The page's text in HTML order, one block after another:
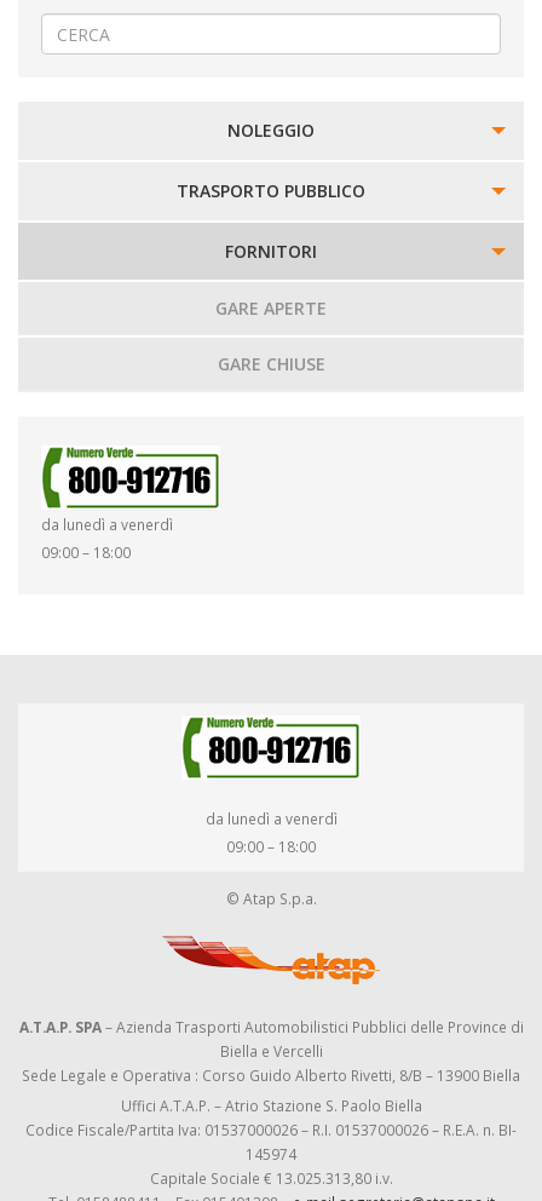
NOLEGGIO
REGOLAMENTO DEL SERVIZIO
RICHIESTA PREVENTIVO NOLEGGIO
PROMOZIONI
AUTOBUS DA NOLEGGIO
TRASPORTO PUBBLICO
INFORMAZIONI
CARTINA LINEE
REGOLAMENTO TRASPORTO E TARIFFE
FORNITORI
GARE APERTE
GARE CHIUSE
da lunedì a venerdì
09:00 – 18:00
da lunedì a venerdì
09:00 – 18:00
© Atap S.p.a.
A.T.A.P. SPA– Azienda Trasporti Automobilistici Pubblici delle Province di
Biella e Vercelli
Sede Legale e Operativa : Corso Guido Alberto Rivetti, 8/B – 13900 Biella
Uffici A.T.A.P. – Atrio Stazione S. Paolo Biella
Codice Fiscale/Partita Iva: 01537000026 – R.I. 01537000026 – R.E.A. n. BI-
145974
Capitale Sociale € 13.025.313,80 i.v.